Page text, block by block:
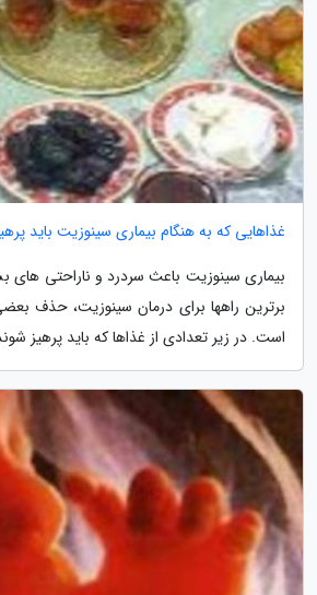
غذاهایی که به هنگام بیماری سینوزیت باید
بیماری سینوزیت باعث سردرد و ناراحتی های
برترین راهها برای درمان سینوزیت، حذف
است. در زیر تعدادی از غذاها که باید پرهیز